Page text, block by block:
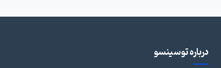
درباره توسینسو